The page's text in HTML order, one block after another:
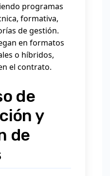
programas
formativa,
de gestión.
en formatos
o híbridos,
el contrato.
de
y
de